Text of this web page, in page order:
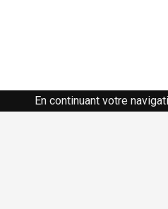
En continuant votre